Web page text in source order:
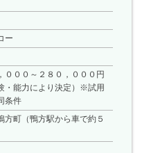
ー
０００～２８０，０００円
・能力により決定）※試用
条件
方町（鴨方駅から車で約５